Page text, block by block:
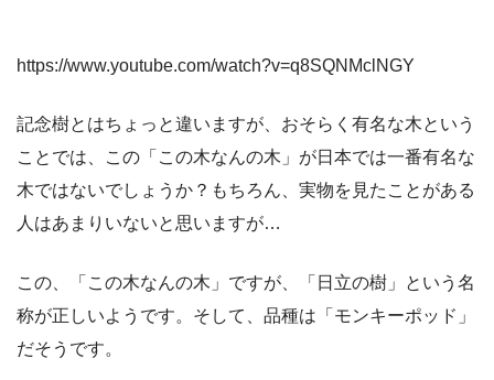
https://www.youtube.com/watch?v=q8SQNMclNGY
記念樹とはちょっと違いますが、おそらく有名な木という
ことでは、この「この木なんの木」が日本では一番有名な
木ではないでしょうか？もちろん、実物を見たことがある
人はあまりいないと思いますが…
この、「この木なんの木」ですが、「日立の樹」という名
称が正しいようです。そして、品種は「モンキーポッド」
だそうです。